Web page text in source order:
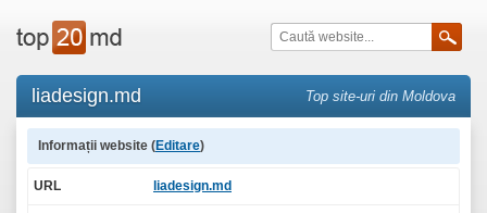
liadesign.md Top site-uri din Moldova
Informații website (Editare)
URL liadesign.md